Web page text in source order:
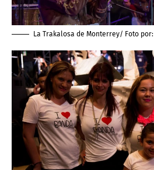
La Trakalosa de Monterrey/ Foto por: